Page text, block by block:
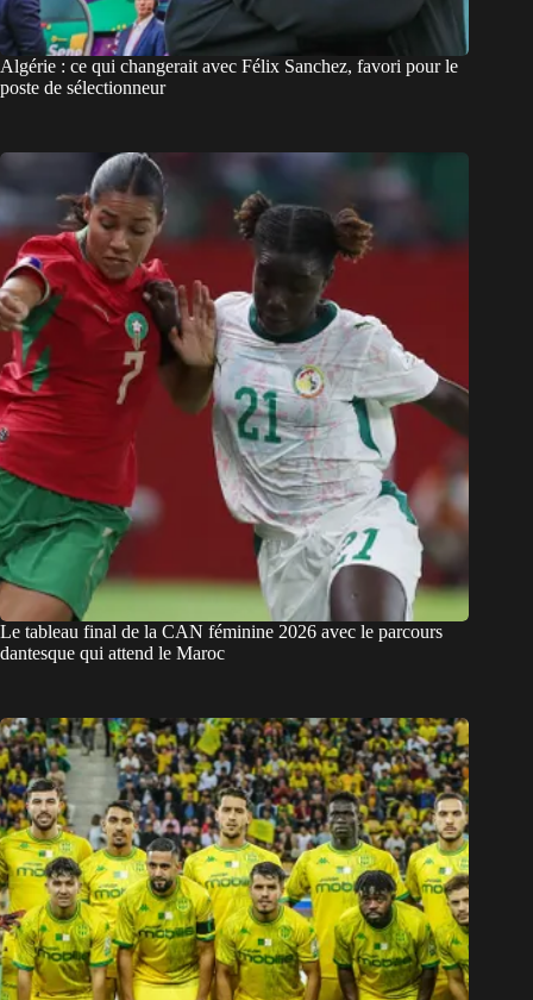
Algérie : ce qui changerait avec Félix Sanchez, favori pour le
poste de sélectionneur
Le tableau final de la CAN féminine 2026 avec le parcours
dantesque qui attend le Maroc